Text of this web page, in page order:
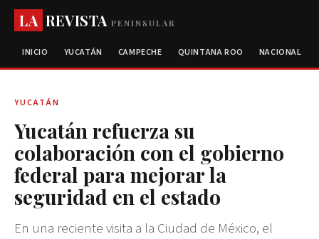
LA REVISTAPENINSULAR
INICIO YUCATÁN CAMPECHE QUINTANA ROO NACIONAL
YUCATÁN
Yucatán refuerza su
colaboración con el gobierno
federal para mejorar la
seguridad en el estado
En una reciente visita a la Ciudad de México, el